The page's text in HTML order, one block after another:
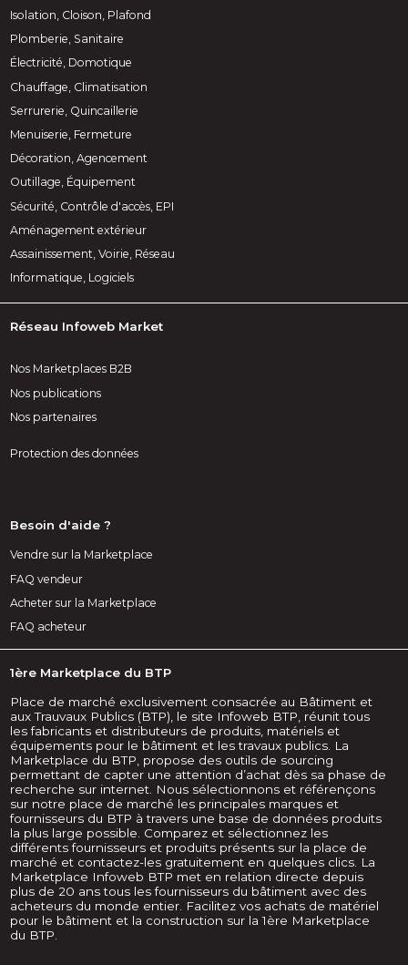
Isolation, Cloison, Plafond
Plomberie, Sanitaire
Électricité, Domotique
Chauffage, Climatisation
Serrurerie, Quincaillerie
Menuiserie, Fermeture
Décoration, Agencement
Outillage, Équipement
Sécurité, Contrôle d'accès, EPI
Aménagement extérieur
Assainissement, Voirie, Réseau
Informatique, Logiciels
Réseau Infoweb Market
Nos Marketplaces B2B
Nos publications
Nos partenaires
Protection des données
Besoin d'aide ?
Vendre sur la Marketplace
FAQ vendeur
Acheter sur la Marketplace
FAQ acheteur
1ère Marketplace du BTP
Place de marché exclusivement consacrée au Bâtiment et
aux Trauvaux Publics (BTP), le site Infoweb BTP, réunit tous
les fabricants et distributeurs de produits, matériels et
équipements pour le bâtiment et les travaux publics. La
Marketplace du BTP, propose des outils de sourcing
permettant de capter une attention d’achat dès sa phase de
recherche sur internet. Nous sélectionnons et référençons
sur notre place de marché les principales marques et
fournisseurs du BTP à travers une base de données produits
la plus large possible. Comparez et sélectionnez les
différents fournisseurs et produits présents sur la place de
marché et contactez-les gratuitement en quelques clics. La
Marketplace Infoweb BTP met en relation directe depuis
plus de 20 ans tous les fournisseurs du bâtiment avec des
acheteurs du monde entier. Facilitez vos achats de matériel
pour le bâtiment et la construction sur la 1ère Marketplace
du BTP.